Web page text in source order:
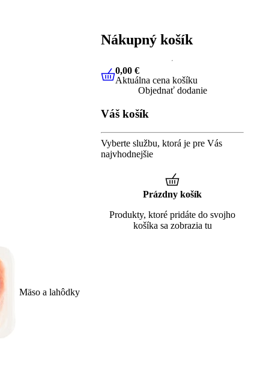
Mäso a lahôdky
Nákupný košík
0,00 €Aktuálna cena košíku
0,00 €
Aktuálna cena košíku
Objednať dodanie
Váš košík
Vyberte službu, ktorá je pre Vás
najvhodnejšie
Prázdny košík
Produkty, ktoré pridáte do svojho
košíka sa zobrazia tu